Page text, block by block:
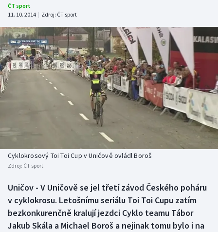
Americký fotbal
Baseball a softbal
Basketbal
Boby a skeleton
Curling
Florbal
Futsal
NEPŘEHLÉDNĚTE
Soutěže
Historické návraty
Aplikace ČT sport
ČT sport
11. 10. 2014 | Zdroj: ČT sport
Cyklokrosový Toi Toi Cup v Uničově ovládl Boroš
Zdroj: ČT sport
Uničov - V Uničově se jel třetí závod Českého poháru
v cyklokrosu. Letošnímu seriálu Toi Toi Cupu zatím
bezkonkurenčně kralují jezdci Cyklo teamu Tábor
Jakub Skála a Michael Boroš a nejinak tomu bylo i na